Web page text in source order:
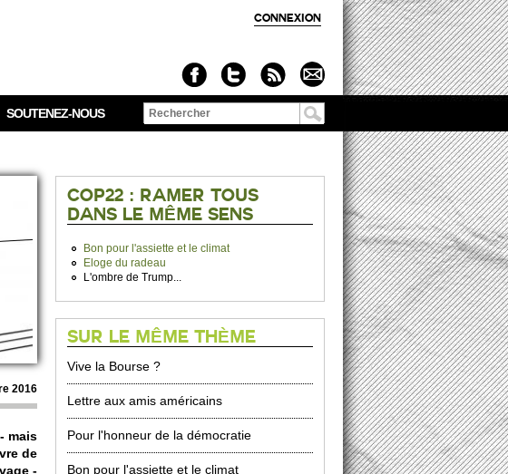
CONNEXION
2016
mais
de
-
SOUTENEZ-NOUS
Formulaire de
COP22 : RAMER TOUS
DANS LE MÊME SENS
Bon pour l'assiette et le climat
Eloge du radeau
L'ombre de Trump...
SUR LE MÊME THÈME
Vive la Bourse ?
Lettre aux amis américains
Pour l'honneur de la démocratie
Bon pour l'assiette et le climat